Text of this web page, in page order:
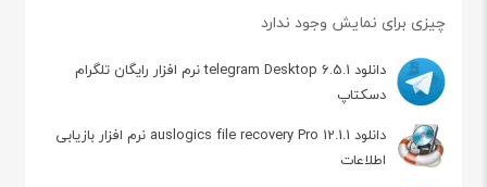
چیزی برای نمایش وجود ندارد
دانلود telegram Desktop 6.5.1 نرم افزار رایگان تلگرام
دسکتاپ
دانلود auslogics file recovery Pro 12.1.1 نرم افزار بازیابی
اطلاعات